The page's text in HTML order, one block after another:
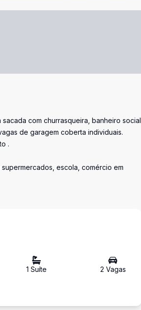
com churrasqueira, banheiro social
de garagem coberta individuais.
.
escola, comércio em
1 Suíte 2 Vagas